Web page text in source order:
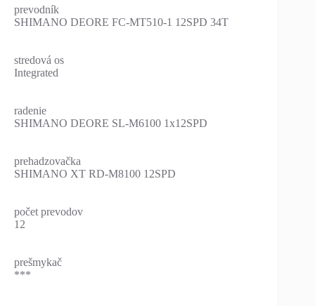
prevodník
SHIMANO DEORE FC-MT510-1 12SPD 34T
stredová os
Integrated
radenie
SHIMANO DEORE SL-M6100 1x12SPD
prehadzovačka
SHIMANO XT RD-M8100 12SPD
počet prevodov
12
prešmykač
***